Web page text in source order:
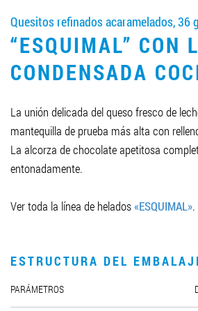
Quesitos refinados acaramelados, 36 g
“ESQUIMAL” CON
CONDENSADA
La unión delicada del queso fresco de
mantequilla de prueba más alta con
La alcorza de chocolate apetitosa
entonadamente.
Ver toda la línea de helados«ESQUIMAL».
ESTRUCTURA DEL
PARÁMETROS